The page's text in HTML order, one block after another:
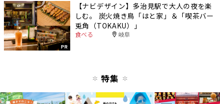
PR
【ナビデザイン】多治見駅で大人の夜を楽
しむ。 炭火焼き鳥「はと家」＆「喫茶バー
兎角（TOKAKU）」
食べる 岐阜
特集